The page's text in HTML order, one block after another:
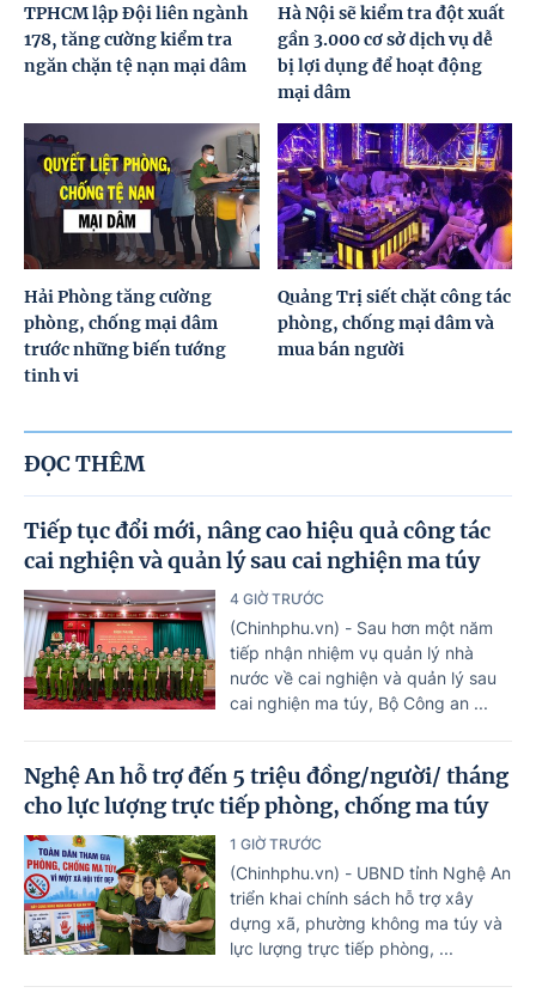
TPHCM lập Đội liên ngành
178, tăng cường kiểm tra
ngăn chặn tệ nạn mại dâm
Hà Nội sẽ kiểm tra đột xuất
gần 3.000 cơ sở dịch vụ dễ
bị lợi dụng để hoạt động
mại dâm
Hải Phòng tăng cường
phòng, chống mại dâm
trước những biến tướng
tinh vi
Quảng Trị siết chặt công tác
phòng, chống mại dâm và
mua bán người
ĐỌC THÊM
Tiếp tục đổi mới, nâng cao hiệu quả công tác
cai nghiện và quản lý sau cai nghiện ma túy
4 GIỜ TRƯỚC
(Chinhphu.vn) - Sau hơn một năm
tiếp nhận nhiệm vụ quản lý nhà
nước về cai nghiện và quản lý sau
cai nghiện ma túy, Bộ Công an ...
Nghệ An hỗ trợ đến 5 triệu đồng/người/ tháng
cho lực lượng trực tiếp phòng, chống ma túy
1 GIỜ TRƯỚC
(Chinhphu.vn) - UBND tỉnh Nghệ An
triển khai chính sách hỗ trợ xây
dựng xã, phường không ma túy và
lực lượng trực tiếp phòng, ...